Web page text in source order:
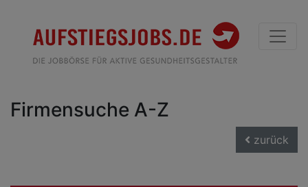
Firmensuche A-Z
zurück